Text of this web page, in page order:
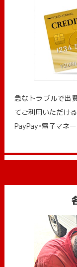
急なトラブルで出
てご利用いただけ
PayPay・電子マネ